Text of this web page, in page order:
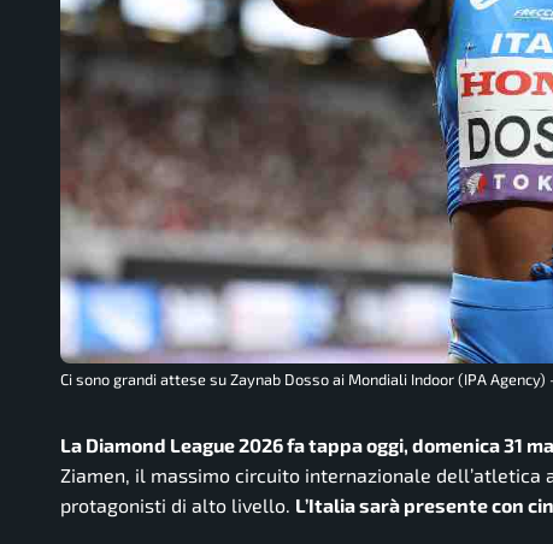
Ci sono grandi attese su Zaynab Dosso ai Mondiali Indoor (IPA
La Diamond League 2026 fa tappa oggi, domenica 31
Ziamen, il massimo circuito internazionale
protagonisti di alto livello. L’Italia sarà presente con